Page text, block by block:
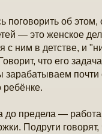
поговорить об этом,
— это женское
с ним в детстве, и
что его
зарабатываем
ребёнке.
до предела —
Подруги говорят,